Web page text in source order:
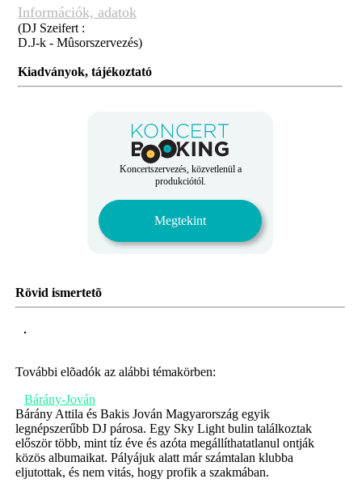
Információk, adatok
(DJ Szeifert :
D.J-k - Mûsorszervezés)
Kiadványok, tájékoztató
Koncertszervezés, közvetlenül a
produkciótól.
Megtekint
Rövid ismertetõ
További elõadók az alábbi témakörben:
Bárány-Jován
Bárány Attila és Bakis Jován Magyarország egyik
legnépszerűbb DJ párosa. Egy Sky Light bulin találkoztak
először több, mint tíz éve és azóta megállíthatatlanul ontják
közös albumaikat. Pályájuk alatt már számtalan klubba
eljutottak, és nem vitás, hogy profik a szakmában.